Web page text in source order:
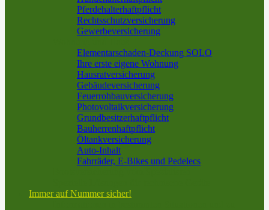
Pferdehalterhaftpflicht
Rechtsschutzversicherung
Gewerbeversicherung
Elementarschaden-Deckung SOLO
Ihre erste eigene Wohnung
Hausratversicherung
Gebäudeversicherung
Feuerrohbauversicherung
Photovoltaikversicherung
Grundbesitzerhaftpflicht
Bauherrenhaftpflicht
Öltankversicherung
Auto-Inhalt
Fahrräder, E-Bikes und Pedelecs
Immer auf Nummer sicher!